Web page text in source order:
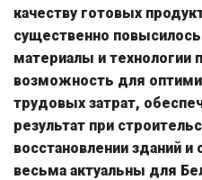
качеству готовых
существенно
материалы и технологии
возможность для
трудовых затрат,
результат при
восстановлении зданий
весьма актуальны для